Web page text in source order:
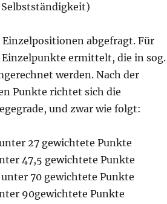
abgefragt. Für
Einzelpunkte ermittelt, die in sog.
werden. Nach der
Punkte richtet sich die
und zwar wie folgt:
27 gewichtete Punkte
47,5 gewichtete Punkte
70 gewichtete Punkte
90gewichtete Punkte